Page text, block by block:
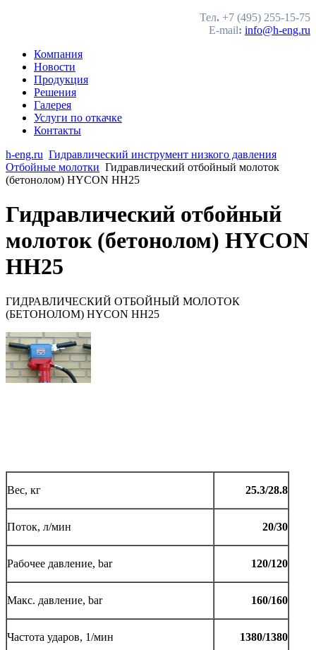
Тел. +7 (495) 255-15-75
E-mail: info@h-eng.ru
Компания
Новости
Продукция
Решения
Галерея
Услуги по откачке
Контакты
h-eng.ru Гидравлический инструмент низкого давления
Отбойные молотки Гидравлический отбойный молоток
(бетонолом) HYCON HH25
Гидравлический отбойный
молоток (бетонолом) HYCON
HH25
ГИДРАВЛИЧЕСКИЙ ОТБОЙНЫЙ МОЛОТОК
(БЕТОНОЛОМ) HYCON HH25
Вес, кг 25.3/28.8
Поток, л/мин 20/30
Рабочее давление, bar 120/120
Макс. давление, bar 160/160
Частота ударов, 1/мин 1380/1380